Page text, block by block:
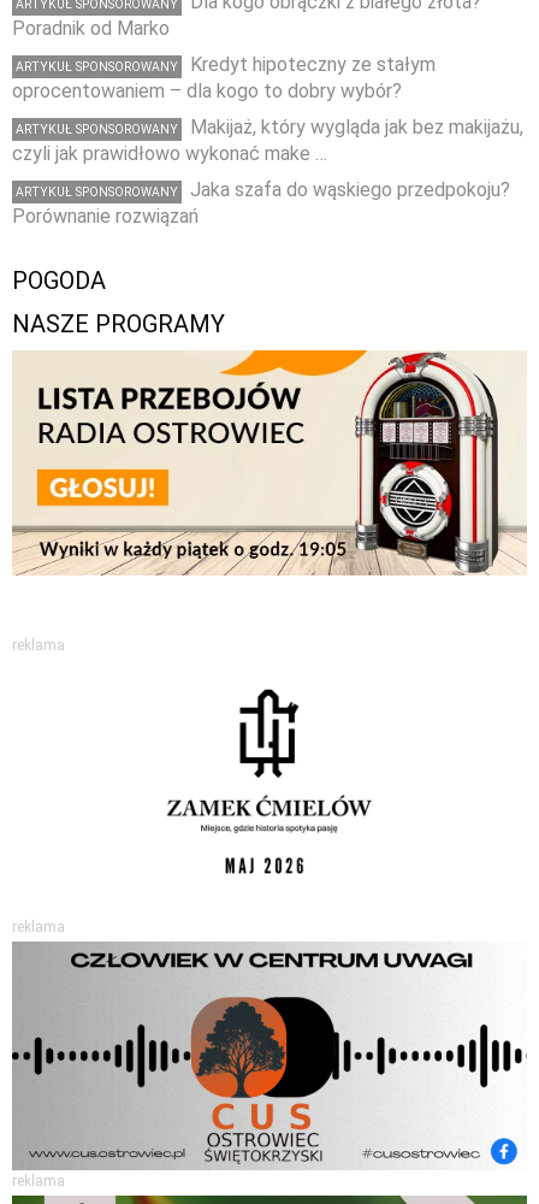
ARTYKUŁ SPONSOROWANY
Poradnik od Marko
ARTYKUŁ SPONSOROWANY
Kredyt hipoteczny ze stałym
oprocentowaniem – dla kogo to dobry wybór?
ARTYKUŁ SPONSOROWANY
Makijaż, który wygląda jak bez makijażu,
czyli jak prawidłowo wykonać make …
ARTYKUŁ SPONSOROWANY
Jaka szafa do wąskiego przedpokoju?
Porównanie rozwiązań
POGODA
NASZE PROGRAMY
reklama
reklama
reklama